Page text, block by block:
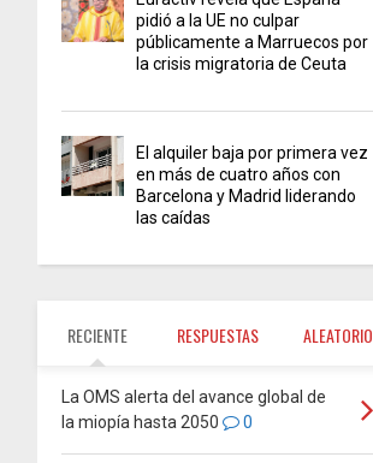
pidió a la UE no culpar
públicamente a Marruecos por
la crisis migratoria de Ceuta
El alquiler baja por primera vez
en más de cuatro años con
Barcelona y Madrid liderando
las caídas
RECIENTE RESPUESTAS ALEATORIO
La OMS alerta del avance global de
la miopía hasta 2050
0